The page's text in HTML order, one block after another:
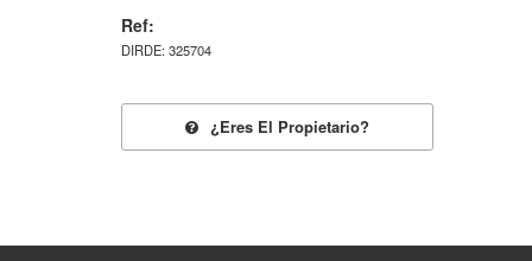
Ref:
DIRDE: 325704
¿eres El Propietario?